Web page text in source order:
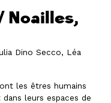
Noailles,
Dino Secco, Léa
les êtres humains
leurs espaces de